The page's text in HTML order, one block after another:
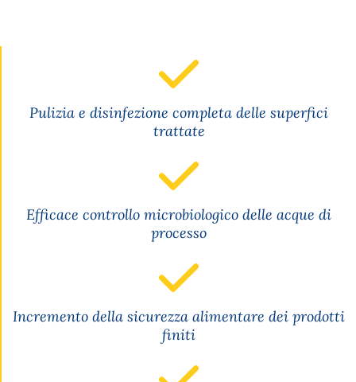
Pulizia e disinfezione completa delle superfici
trattate
Efficace controllo microbiologico delle acque di
processo
Incremento della sicurezza alimentare dei prodotti
finiti